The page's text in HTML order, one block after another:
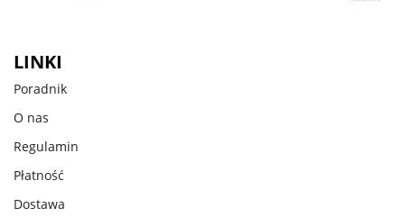
LINKI
Poradnik
O nas
Regulamin
Płatność
Dostawa